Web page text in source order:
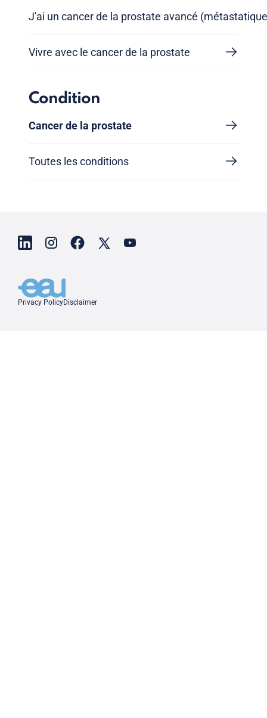
J'ai un cancer de la prostate avancé
Vivre avec le cancer de la prostate
Condition
Cancer de la prostate
Toutes les conditions
Privacy PolicyDisclaimer